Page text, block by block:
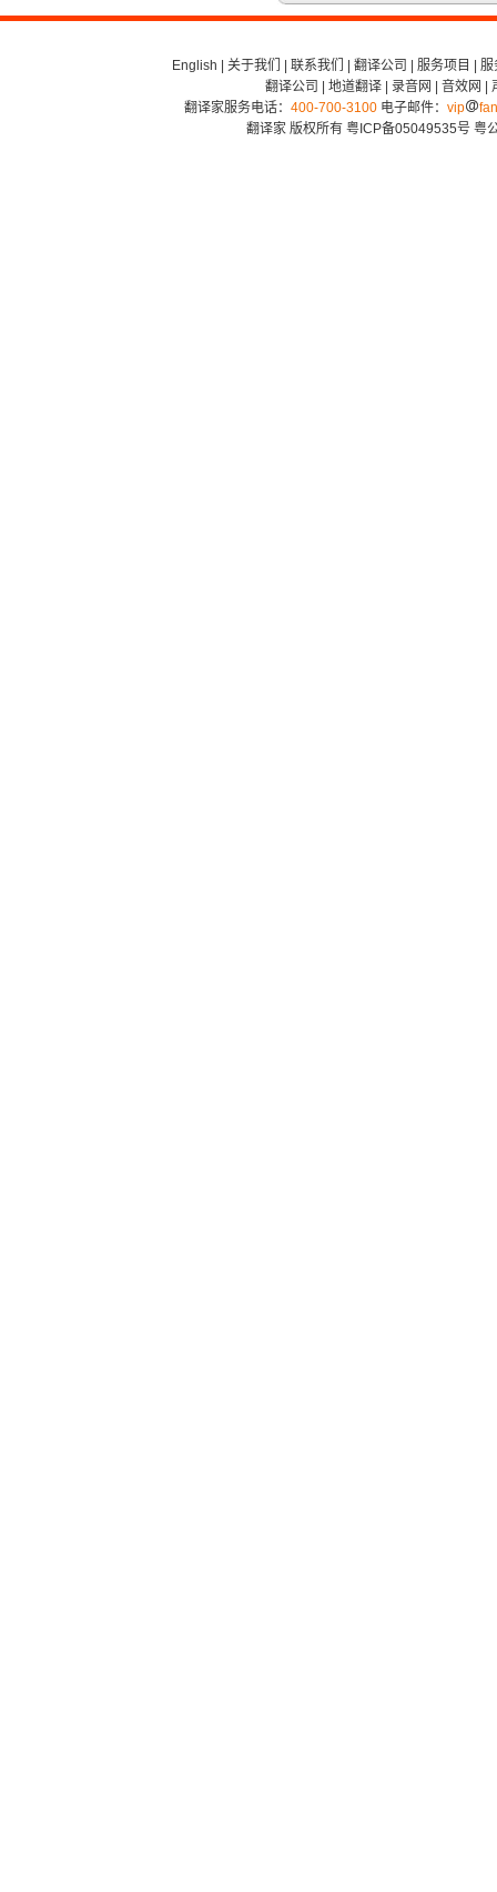
English 关于我们 联系我们 翻译公司 服务项目
服
翻译公司
地道翻译| 录音网 音效网
翻译家服务电话： 400-700-3100电子邮件： vip
翻译家 版权所有 粤ICP备05049535号 粤